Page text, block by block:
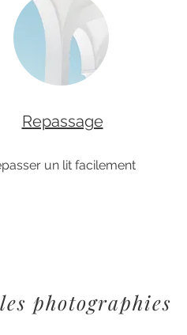
Repassage
un lit facilement
photographies